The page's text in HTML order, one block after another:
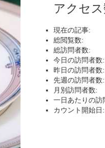
アクセ
現在の記事:
総閲覧数:
総訪問者数:
今日の訪問者数:
昨日の訪問者数:
先週の訪問者数:
月別訪問者数:
一日あたりの訪
カウント開始日: